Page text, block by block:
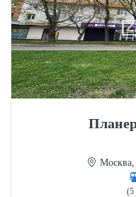
Москва,
(5